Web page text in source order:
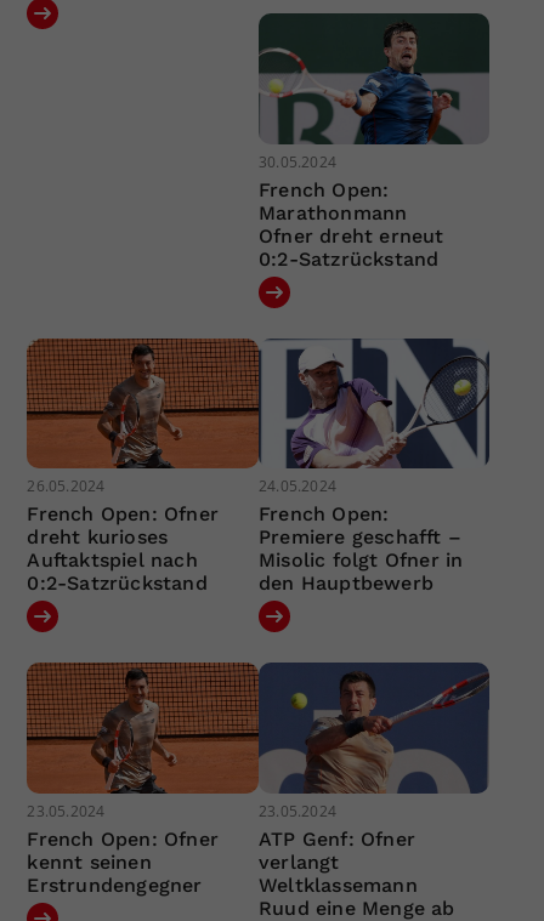
30.05.2024
French Open:
Marathonmann
Ofner dreht erneut
0:2-Satzrückstand
26.05.2024
French Open: Ofner
dreht kurioses
Auftaktspiel nach
0:2-Satzrückstand
24.05.2024
French Open:
Premiere geschafft –
Misolic folgt Ofner in
den Hauptbewerb
23.05.2024
French Open: Ofner
kennt seinen
Erstrundengegner
23.05.2024
ATP Genf: Ofner
verlangt
Weltklassemann
Ruud eine Menge ab